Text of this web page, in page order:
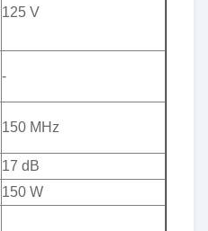
125 V
-
150 MHz
17 dB
150 W